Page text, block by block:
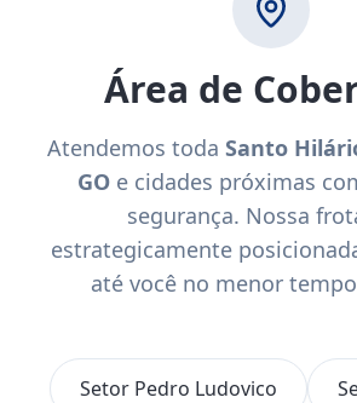
Área de
Atendemos toda Santo
GOe cidades próximas
segurança. Nossa
estrategicamente
até você no menor
Setor Pedro Ludovico